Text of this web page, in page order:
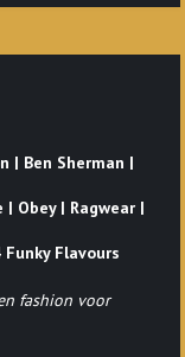
| Ben Sherman |
Obey | Ragwear |
Flavours
fashion voor